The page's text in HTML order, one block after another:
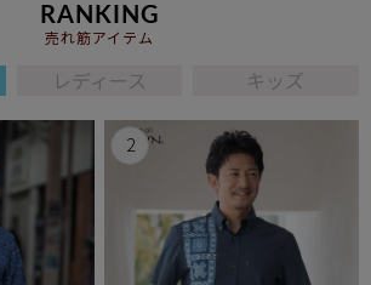
RANKING
売れ筋アイテム
レディース キッズ